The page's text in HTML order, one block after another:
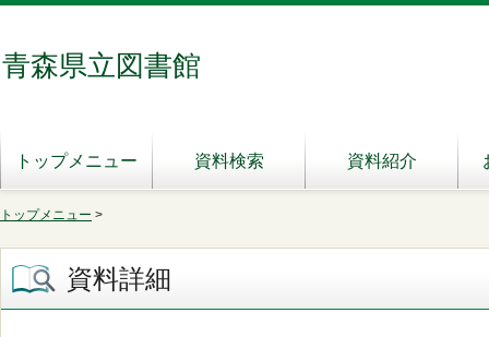
青森県立図書館
トップメニュー 資料検索 資料紹介
トップメニュー >
資料詳細